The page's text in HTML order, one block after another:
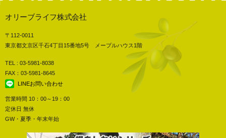
オリーブライフ株式会社
〒112-0011
東京都文京区千石4丁目15番地5号 メープルハウス1階
TEL : 03-5981-8038
FAX：03-5981-8645
LINEお問い合わせ
営業時間 10：00～19：00
定休日 無休
GW・夏季・年末年始